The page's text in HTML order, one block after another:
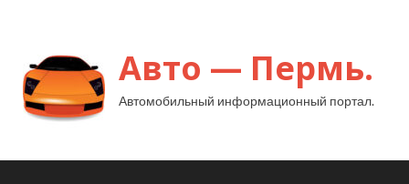
Авто — Пермь.
Автомобильный информационный портал.